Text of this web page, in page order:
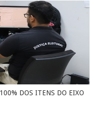
DOS ITENS DO EIXO